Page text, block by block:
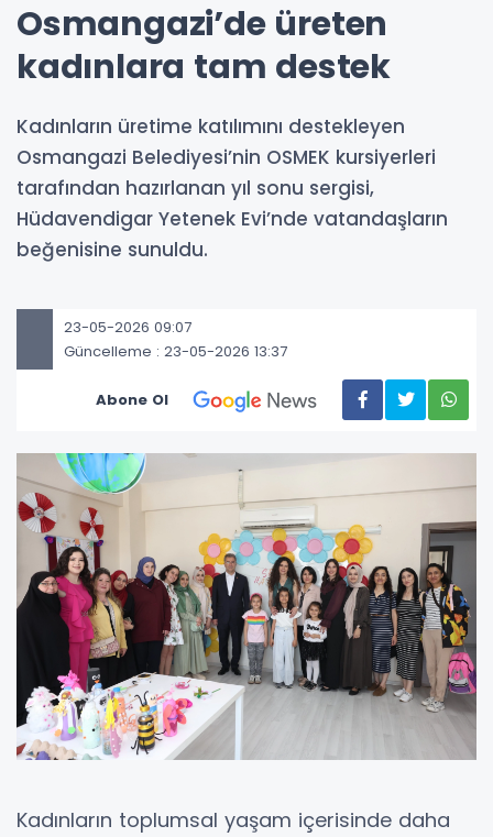
Osmangazi’de üreten
kadınlara tam destek
Kadınların üretime katılımını destekleyen
Osmangazi Belediyesi’nin OSMEK kursiyerleri
tarafından hazırlanan yıl sonu sergisi,
Hüdavendigar Yetenek Evi’nde vatandaşların
beğenisine sunuldu.
23-05-2026 09:07
Güncelleme : 23-05-2026 13:37
Abone Ol
Kadınların toplumsal yaşam içerisinde daha